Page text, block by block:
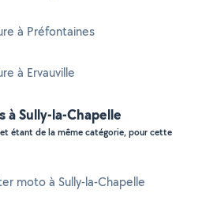
à Préfontaines
à Ervauville
à Sully-la-Chapelle
étant de la même catégorie, pour cette
moto à Sully-la-Chapelle